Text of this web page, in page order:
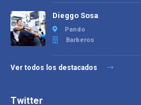
Dieggo Sosa
Pando
Barberos
Ver todos los destacados
Twitter